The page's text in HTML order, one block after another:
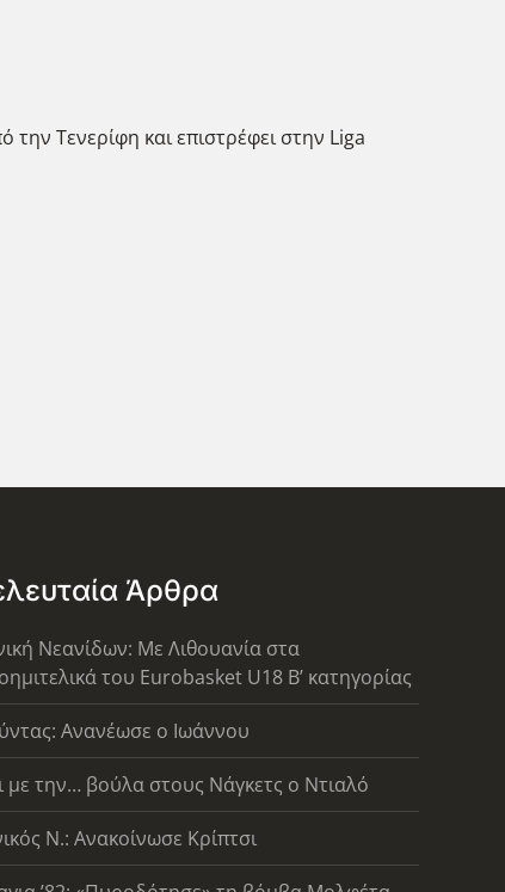
Τενερίφη και επιστρέφει στην Liga
Άρθρα
Νεανίδων: Με Λιθουανία στα
του Eurobasket U18 Β’ κατηγορίας
Ανανέωσε ο Ιωάννου
με την… βούλα στους Νάγκετς ο Ντιαλό
Ν.: Ανακοίνωσε Κρίπτσι